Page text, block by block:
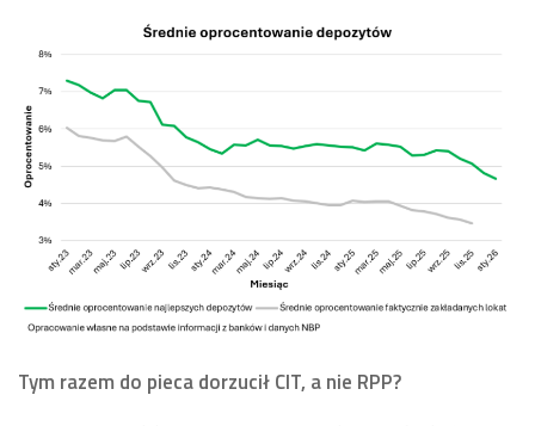
Tym razem do pieca dorzucił CIT, a nie RPP?